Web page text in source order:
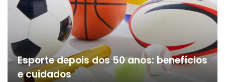
Esporte depois dos 50 anos: benefícios
e cuidados